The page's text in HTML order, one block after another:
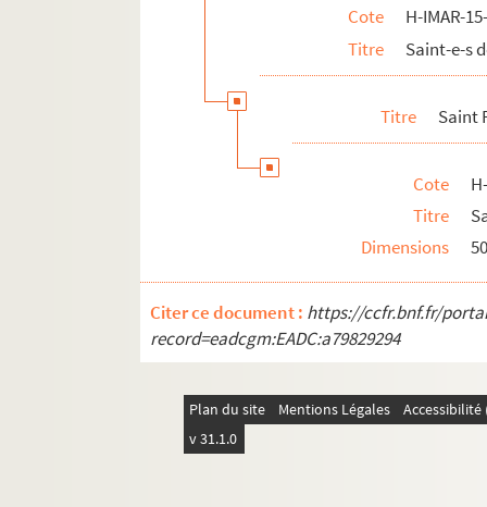
H-IMAR-15-91-284. Sainte Rufine et
H-IMAR-15-92-286. Saint Ruffin et saint
H-IMAR-16-1-1 à H-IMAR-16-147-394.
H-IMAR-17-1-1 à H-IMAR-17-90-270.
H-IMAR-18-1-1 à H-IMAR-18-111-326.
H-IMAR-18-112-327 à H-IMAR-18-135-
Cote
H-IMAR-
Titre
Saint-e-s
Titre Saint
Cote
Titre
Dimensions
Citer ce document : https://ccfr.bnf.fr/
record=eadcgm:EADC:a79829294
Plan du site Mentions Légales
v 31.1.0